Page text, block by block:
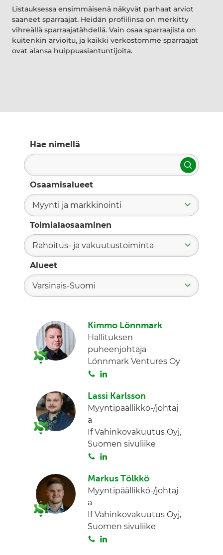
Listauksessa ensimmäisenä näkyvät parhaat arviot
saaneet sparraajat. Heidän profiilinsa on merkitty
vihreällä sparraajatähdellä. Vain osaa sparraajista on
kuitenkin arvioitu, ja kaikki verkostomme sparraajat
ovat alansa huippuasiantuntijoita.
Hae nimellä
Hae
Osaamisalueet
Myynti ja markkinointi
Toimialaosaaminen
Rahoitus- ja vakuutustoiminta
Alueet
Varsinais-Suomi
Kimmo Lönnmark
Hallituksen
puheenjohtaja
Lönnmark Ventures Oy
S
i
t
n
k
d
I
Lassi Karlsson
Myyntipäällikkö-/johtaj
a
If Vahinkovakuutus Oyj,
Suomen sivuliike
S
i
t
n
k
d
I
Markus Tölkkö
Myyntipäällikkö-/johtaj
a
If Vahinkovakuutus Oyj,
Suomen sivuliike
S